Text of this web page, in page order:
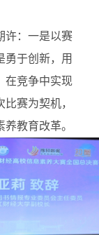
许：一是以赛
勇于创新，用
在竞争中实现
赛为契机，
教育改革。